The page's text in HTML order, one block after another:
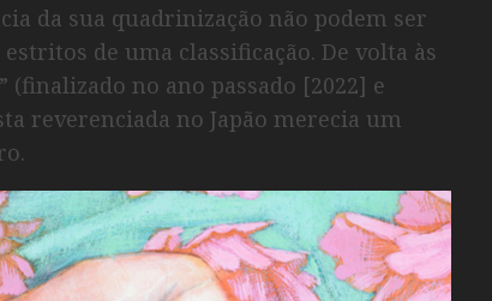
da sua quadrinização não podem ser
de uma classificação. De volta às
” (finalizado no ano passado [2022] e
reverenciada no Japão merecia um